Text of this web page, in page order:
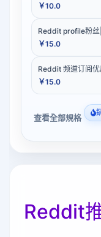
￥10.0
Reddit profile粉
￥15.0
Reddit 频道订阅
￥15.0
查看全部規格
Reddit